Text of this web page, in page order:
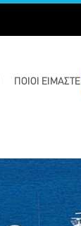
ΠΟΙΟΊ ΕΊΜΑΣΤΕ